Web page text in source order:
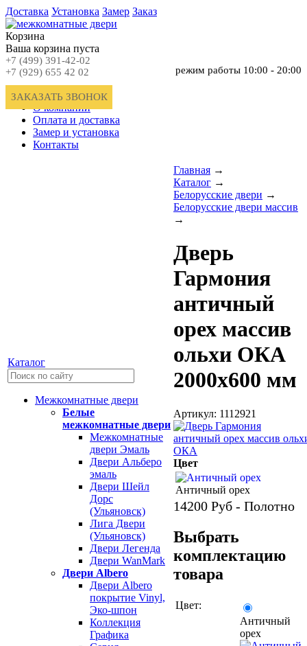
Доставка Установка Замер Заказ
Корзина
Ваша корзина пуста
+7 (499) 391-42-02
+7 (929) 655 42 02
ЗАКАЗАТЬ ЗВОНОК
режим работы 10:00 - 20:00
Главная
О компании
Оплата и доставка
Замер и установка
Контакты
Каталог
Межкомнатные двери
Белые
межкомнатные двери
Межкомнатные
двери Эмаль
Двери Альберо
эмаль
Двери Шейл
Дорс
(Ульяновск)
Лига Двери
(Ульяновск)
Двери Легенда
Двери WanMark
Двери Albero
Двери Albero
покрытие Vinyl,
Эко-шпон
Коллекция
Графика
Главная →
Каталог →
Белорусские двери →
Белорусские двери массив
→
Дверь
Гармония
античный
орех массив
ольхи ОКА
2000х600 мм
Артикул: 1112921
Цвет
Античный орех
14200 Руб - Полотно
Выбрать
комплектацию
товара
Цвет:
Античный
орех